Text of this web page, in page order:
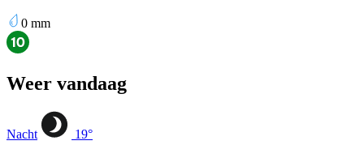
0 mm
Weer vandaag
Nacht 19°